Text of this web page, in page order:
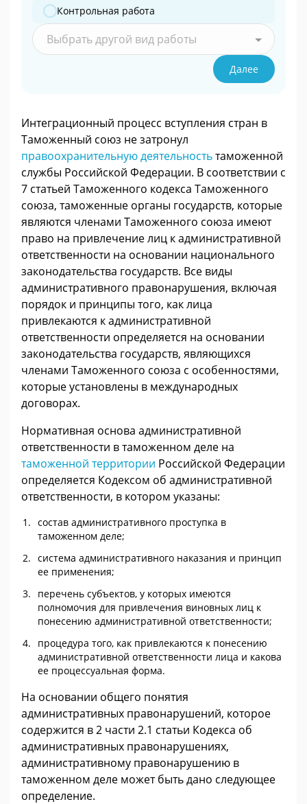
Контрольная работа
Выбрать другой вид работы
Далее
Интеграционный процесс вступления стран в
Таможенный союз не затронул
правоохранительную деятельностьтаможенной
службы Российской Федерации. В соответствии с
7 статьей Таможенного кодекса Таможенного
союза, таможенные органы государств, которые
являются членами Таможенного союза имеют
право на привлечение лиц к административной
ответственности на основании национального
законодательства государств. Все виды
административного правонарушения, включая
порядок и принципы того, как лица
привлекаются к административной
ответственности определяется на основании
законодательства государств, являющихся
членами Таможенного союза с особенностями,
которые установлены в международных
договорах.
Нормативная основа административной
ответственности в таможенном деле на
таможенной территории Российской Федерации
определяется Кодексом об административной
ответственности, в котором указаны:
состав административного проступка в
таможенном деле;
система административного наказания и принцип
ее применения;
перечень субъектов, у которых имеются
полномочия для привлечения виновных лиц к
понесению административной ответственности;
процедура того, как привлекаются к понесению
административной ответственности лица и какова
ее процессуальная форма.
На основании общего понятия
административных правонарушений, которое
содержится в 2 части 2.1 статьи Кодекса об
административных правонарушениях,
административному правонарушению в
таможенном деле может быть дано следующее
определение.